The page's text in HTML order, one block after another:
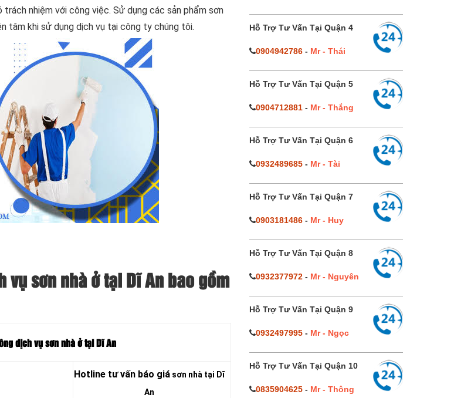
nhiệm với công việc. Sử dụng các sản phẩm sơn
tâm khi sử dụng dịch vụ tại công ty chúng tôi.
vụ sơn nhà ở tại Dĩ An bao gồm
dịch vụ sơn nhà ở tại Dĩ An
Hotline tư vấn báo giásơn nhà tại Dĩ
An
Hỗ Trợ Tư Vấn Tại Quận 4
0904942786- Mr - Thái
Hỗ Trợ Tư Vấn Tại Quận 5
0904712881- Mr - Thắng
Hỗ Trợ Tư Vấn Tại Quận 6
0932489685- Mr - Tài
Hỗ Trợ Tư Vấn Tại Quận 7
0903181486- Mr - Huy
Hỗ Trợ Tư Vấn Tại Quận 8
0932377972- Mr - Nguyên
Hỗ Trợ Tư Vấn Tại Quận 9
0932497995- Mr - Ngọc
Hỗ Trợ Tư Vấn Tại Quận 10
0835904625- Mr - Thông